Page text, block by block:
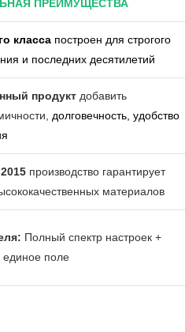
ПРЕИМУЩЕСТВА
класса построен для строгого
и последних десятилетий
продукт добавить
долговечность, удобство
производство гарантирует
материалов
Полный спектр настроек +
единое поле